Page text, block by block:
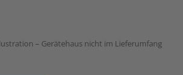
– Gerätehaus nicht im Lieferumfang